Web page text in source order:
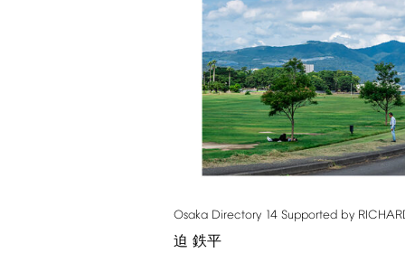
Osaka Directory 14 Supported by
迫 鉄平